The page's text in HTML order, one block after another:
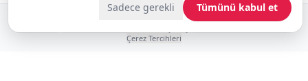
© 2008–2026 BK Bilgi Teknolojileri ve Ticaret A.Ş.
Çerez Tercihleri
Sadece gerekli
Tümünü kabul et